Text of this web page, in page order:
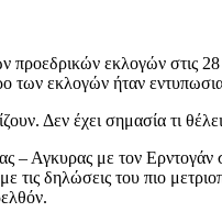
προεδρικών εκλογών στις
των εκλογών ήταν
Δεν έχει σημασία τι
Αγκυρας με τον Ερντογάν
τις δηλώσεις του πιο